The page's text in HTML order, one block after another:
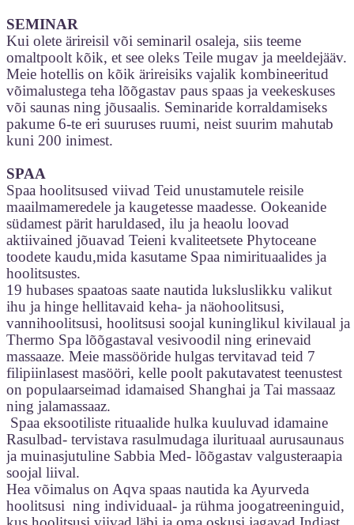
SEMINAR
Kui olete ärireisil või seminaril osaleja, siis teeme
omaltpoolt kõik, et see oleks Teile mugav ja meeldejääv.
Meie hotellis on kõik ärireisiks vajalik kombineeritud
võimalustega teha lõõgastav paus spaas ja veekeskuses
või saunas ning jõusaalis. Seminaride korraldamiseks
pakume 6-te eri suuruses ruumi, neist suurim mahutab
kuni 200 inimest.
SPAA
Spaa hoolitsused viivad Teid unustamutele reisile
maailmameredele ja kaugetesse maadesse. Ookeanide
südamest pärit haruldased, ilu ja heaolu loovad
aktiivained jõuavad Teieni kvaliteetsete Phytoceane
toodete kaudu,mida kasutame Spaa nimirituaalides ja
hoolitsustes.
19 hubases spaatoas saate nautida luksluslikku valikut
ihu ja hinge hellitavaid keha- ja näohoolitsusi,
vannihoolitsusi, hoolitsusi soojal kuninglikul kivilaual ja
Thermo Spa lõõgastaval vesivoodil ning erinevaid
massaaze. Meie massööride hulgas tervitavad teid 7
filipiinlasest masööri, kelle poolt pakutavatest teenustest
on populaarseimad idamaised Shanghai ja Tai massaaz
ning jalamassaaz.
Spaa eksootiliste rituaalide hulka kuuluvad idamaine
Rasulbad- tervistava rasulmudaga ilurituaal aurusaunaus
ja muinasjutuline Sabbia Med- lõõgastav valgusteraapia
soojal liival.
Hea võimalus on Aqva spaas nautida ka Ayurveda
hoolitsusi ning individuaal- ja rühma joogatreeninguid,